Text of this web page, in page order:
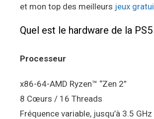
et mon top des meilleurs jeux
Quel est le hardware de la PS5
Processeur
x86-64-AMD Ryzen™ “Zen 2”
8 Cœurs / 16 Threads
Fréquence variable, jusqu’à 3.5 GHz